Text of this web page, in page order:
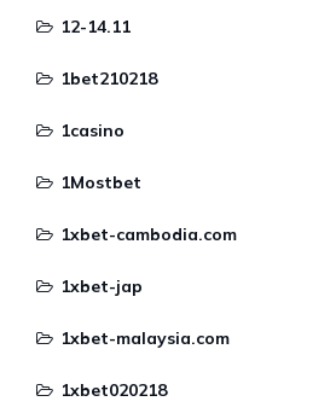
12-14.11
1bet210218
1casino
1Mostbet
1xbet-cambodia.com
1xbet-jap
1xbet-malaysia.com
1xbet020218